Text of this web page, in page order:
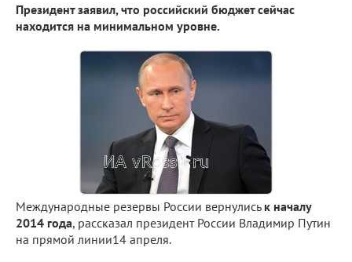
Президент заявил, что российский бюджет сейчас
находится на минимальном уровне.
Международные резервы России вернулись к началу
2014 года, рассказал президент России Владимир Путин
на прямой линии14 апреля.